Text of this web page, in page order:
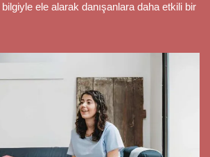
ele alarak danışanlara daha etkili bir